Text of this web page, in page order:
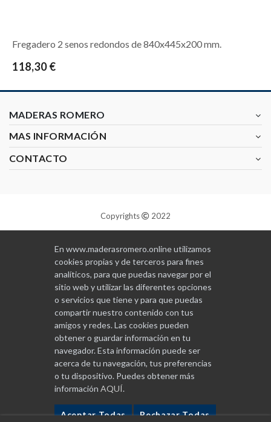
Fregadero 2 senos redondos de 840x445x200 mm.
118,30 €
MADERAS ROMERO
MAS INFORMACIÓN
CONTACTO
Copyrights 2022
Diseñado y programado porGABALA
En www.maderasromero.online utilizamos
cookies propias y de terceros para fines
analíticos, para que puedas navegar por el
sitio web y utilizar las diferentes opciones
o servicios que tiene y para que puedas
compartir nuestro contenido con tus
amigos y redes. Las cookies pueden
obtener o guardar información en tu
navegador. Esta información puede ser
acerca de tu navegación, tus preferencias
o tu dispositivo. Puedes obtener más
información AQUÍ.
Aceptar Todas Rechazar Todas